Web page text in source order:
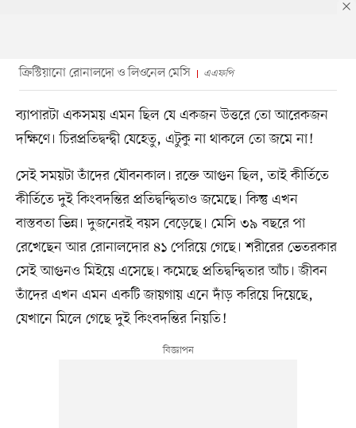
ক্রিস্টিয়ানো রোনালদো ও লিওনেল মেসি এএফপি
ব্যাপারটা একসময় এমন ছিল যে একজন উত্তরে তো আরেকজন
দক্ষিণে। চিরপ্রতিদ্বন্দ্বী যেহেতু, এটুকু না থাকলে তো জমে না!
সেই সময়টা তাঁদের যৌবনকাল। রক্তে আগুন ছিল, তাই কীর্তিতে
কীর্তিতে দুই কিংবদন্তির প্রতিদ্বন্দ্বিতাও জমেছে। কিন্তু এখন
বাস্তবতা ভিন্ন। দুজনেরই বয়স বেড়েছে। মেসি ৩৯ বছরে পা
রেখেছেন আর রোনালদোর ৪১ পেরিয়ে গেছে। শরীরের ভেতরকার
সেই আগুনও মিইয়ে এসেছে। কমেছে প্রতিদ্বন্দ্বিতার আঁচ। জীবন
তাঁদের এখন এমন একটি জায়গায় এনে দাঁড় করিয়ে দিয়েছে,
যেখানে মিলে গেছে দুই কিংবদন্তির নিয়তি!